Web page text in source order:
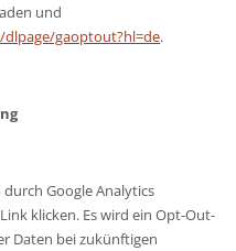
und
gaoptout?hl=de.
Google Analytics
klicken. Es wird ein Opt-Out-
Daten bei zukünftigen